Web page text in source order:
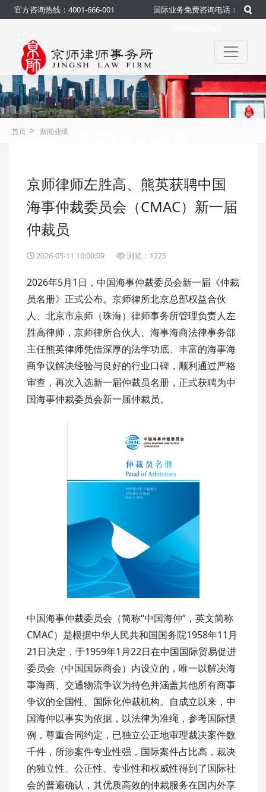
官方咨询热线：4001-666-001
国际业务免费咨询电话：
官方 咨询热线：4001-666-001
首页 > 新闻业绩
京师律师左胜高、熊英获聘中国
海事仲裁委员会（CMAC）新一届
仲裁员
2026-05-11 10:00:09 浏览：1225
2026年5月1日，中国海事仲裁委员会新一届《仲裁
员名册》正式公布。京师律所北京总部权益合伙
人、北京市京师（珠海）律师事务所管理负责人左
胜高律师，京师律所合伙人、海事海商法律事务部
主任熊英律师凭借深厚的法学功底、丰富的海事海
商争议解决经验与良好的行业口碑，顺利通过严格
审查，再次入选新一届仲裁员名册，正式获聘为中
国海事仲裁委员会新一届仲裁员。
中国海事仲裁委员会（简称“中国海仲”，英文简称
CMAC）是根据中华人民共和国国务院1958年11月
21日决定，于1959年1月22日在中国国际贸易促进
委员会（中国国际商会）内设立的，唯一以解决海
事海商、交通物流争议为特色并涵盖其他所有商事
争议的全国性、国际化仲裁机构。自成立以来，中
国海仲以事实为依据，以法律为准绳，参考国际惯
例，尊重合同约定，已独立公正地审理裁决案件数
千件，所涉案件专业性强，国际案件占比高，裁决
的独立性、公正性、专业性和权威性得到了国际社
会的普遍确认，其优质高效的仲裁服务在国内外享